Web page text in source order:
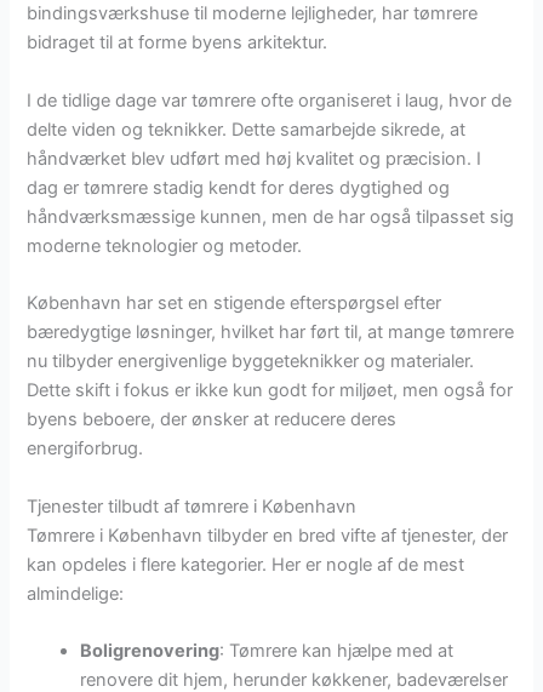
bindingsværkshuse til moderne lejligheder, har tømrere
bidraget til at forme byens arkitektur.
I de tidlige dage var tømrere ofte organiseret i laug, hvor de
delte viden og teknikker. Dette samarbejde sikrede, at
håndværket blev udført med høj kvalitet og præcision. I
dag er tømrere stadig kendt for deres dygtighed og
håndværksmæssige kunnen, men de har også tilpasset sig
moderne teknologier og metoder.
København har set en stigende efterspørgsel efter
bæredygtige løsninger, hvilket har ført til, at mange tømrere
nu tilbyder energivenlige byggeteknikker og materialer.
Dette skift i fokus er ikke kun godt for miljøet, men også for
byens beboere, der ønsker at reducere deres
energiforbrug.
Tjenester tilbudt af tømrere i København
Tømrere i København tilbyder en bred vifte af tjenester, der
kan opdeles i flere kategorier. Her er nogle af de mest
almindelige:
Boligrenovering: Tømrere kan hjælpe med at
renovere dit hjem, herunder køkkener, badeværelser